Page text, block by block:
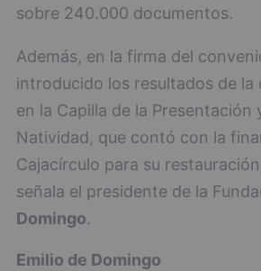
sobre 240.000 documentos.
Además, en la firma del
introducido los resultados de la
en la Capilla de la Presentación
Natividad, que contó con la
Cajacírculo para su
señala el presidente de la
Domingo.
Emilio de Domingo